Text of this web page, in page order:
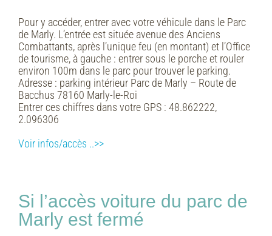
Pour y accéder, entrer avec votre véhicule dans le Parc
de Marly. L’entrée est située avenue des Anciens
Combattants, après l’unique feu (en montant) et l’Office
de tourisme, à gauche : entrer sous le porche et rouler
environ 100m dans le parc pour trouver le parking.
Adresse : parking intérieur Parc de Marly – Route de
Bacchus 78160 Marly-le-Roi
Entrer ces chiffres dans votre GPS : 48.862222,
2.096306
Voir infos/accès ..>>
Si l’accès voiture du parc de
Marly est fermé